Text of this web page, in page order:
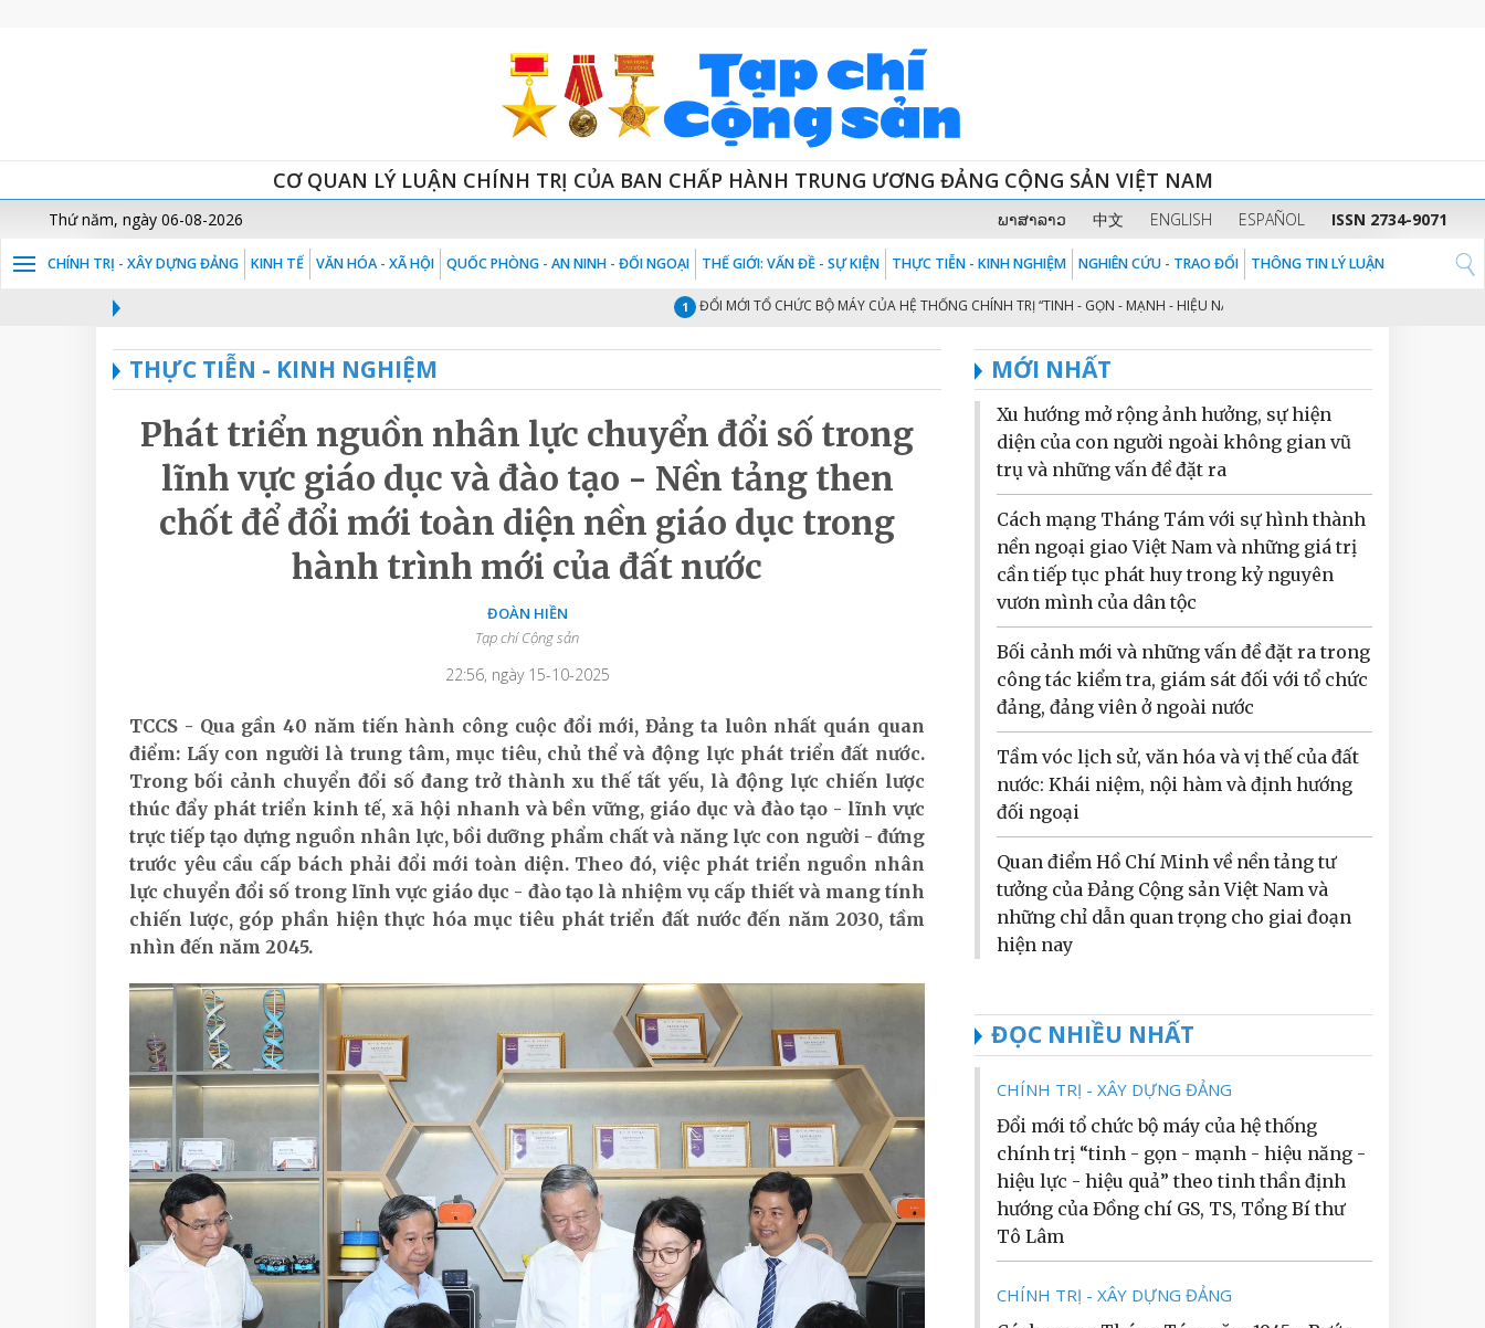
CƠ QUAN LÝ LUẬN CHÍNH TRỊ CỦA BAN CHẤP HÀNH TRUNG ƯƠNG ĐẢNG CỘNG SẢN VIỆT NAM
Thứ năm, ngày 06-08-2026 ພາສາລາວ 中文 ENGLISH ESPAÑOL ISSN 2734-9071
CHÍNH TRỊ - XÂY DỰNG ĐẢNG KINH TẾ VĂN HÓA - XÃ HỘI QUỐC PHÒNG - AN NINH - ĐỐI NGOẠI THẾ GIỚI: VẤN ĐỀ - SỰ KIỆN THỰC TIỄN - KINH NGHIỆM NGHIÊN CỨU - TRAO ĐỔI THÔNG TIN LÝ LUẬN
ĐỔI MỚI TỔ CHỨC BỘ MÁY CỦA HỆ THỐNG CHÍNH TRỊ “TINH - GỌN - MẠNH - HIỆU NĂNG - HIỆU LỰC - HIỆU QUẢ” THEO TINH
THỰC TIỄN - KINH NGHIỆM
Phát triển nguồn nhân lực chuyển đổi số trong
lĩnh vực giáo dục và đào tạo - Nền tảng then
chốt để đổi mới toàn diện nền giáo dục trong
hành trình mới của đất nước
ĐOÀN HIỀN
Tạp chí Cộng sản
22:56, ngày 15-10-2025
TCCS - Qua gần 40 năm tiến hành công cuộc đổi mới, Đảng ta luôn nhất quán quan
điểm: Lấy con người là trung tâm, mục tiêu, chủ thể và động lực phát triển đất nước.
Trong bối cảnh chuyển đổi số đang trở thành xu thế tất yếu, là động lực chiến lược
thúc đẩy phát triển kinh tế, xã hội nhanh và bền vững, giáo dục và đào tạo - lĩnh vực
trực tiếp tạo dựng nguồn nhân lực, bồi dưỡng phẩm chất và năng lực con người - đứng
trước yêu cầu cấp bách phải đổi mới toàn diện. Theo đó, việc phát triển nguồn nhân
lực chuyển đổi số trong lĩnh vực giáo dục - đào tạo là nhiệm vụ cấp thiết và mang tính
chiến lược, góp phần hiện thực hóa mục tiêu phát triển đất nước đến năm 2030, tầm
nhìn đến năm 2045.
MỚI NHẤT
Xu hướng mở rộng ảnh hưởng, sự hiện
diện của con người ngoài không gian vũ
trụ và những vấn đề đặt ra
Cách mạng Tháng Tám với sự hình thành
nền ngoại giao Việt Nam và những giá trị
cần tiếp tục phát huy trong kỷ nguyên
vươn mình của dân tộc
Bối cảnh mới và những vấn đề đặt ra trong
công tác kiểm tra, giám sát đối với tổ chức
đảng, đảng viên ở ngoài nước
Tầm vóc lịch sử, văn hóa và vị thế của đất
nước: Khái niệm, nội hàm và định hướng
đối ngoại
Quan điểm Hồ Chí Minh về nền tảng tư
tưởng của Đảng Cộng sản Việt Nam và
những chỉ dẫn quan trọng cho giai đoạn
hiện nay
ĐỌC NHIỀU NHẤT
CHÍNH TRỊ - XÂY DỰNG ĐẢNG
Đổi mới tổ chức bộ máy của hệ thống
chính trị “tinh - gọn - mạnh - hiệu năng -
hiệu lực - hiệu quả” theo tinh thần định
hướng của Đồng chí GS, TS, Tổng Bí thư
Tô Lâm
CHÍNH TRỊ - XÂY DỰNG ĐẢNG